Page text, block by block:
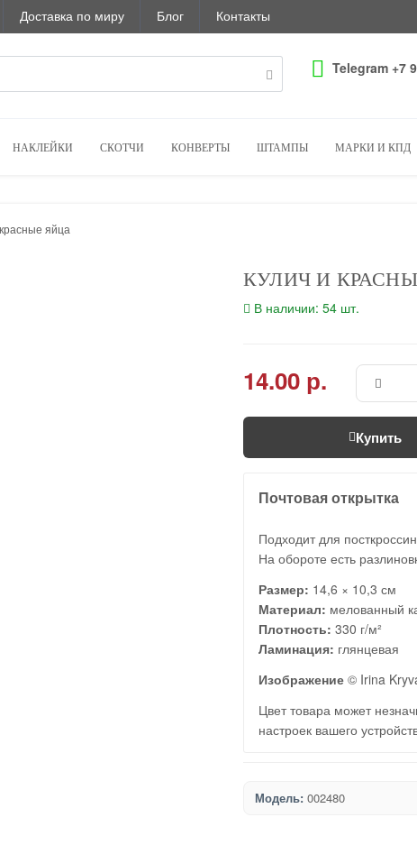
Доставка по миру Блог Контакты
Telegram +7
НАКЛЕЙКИ СКОТЧИ КОНВЕРТЫ ШТАМПЫ МАРКИ И КПД
яйца
КУЛИЧ И
В наличии: 54 шт.
14.00 р.
Купить
Почтовая открытка
Подходит для
На обороте есть
Размер: 14,6 × 10,3 см
Материал: мелованный
Плотность: 330 г/м²
Ламинация: глянцевая
Изображение © Irina
Цвет товара может
настроек вашего
Модель: 002480